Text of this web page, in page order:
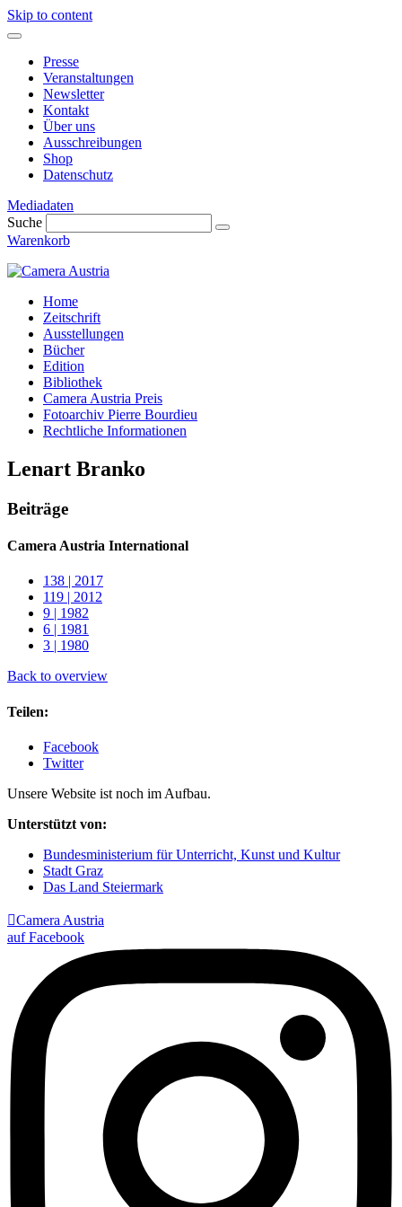
Skip to content
Presse
Veranstaltungen
Newsletter
Kontakt
Über uns
Ausschreibungen
Shop
Datenschutz
Mediadaten
Suche
Warenkorb
Home
Zeitschrift
Ausstellungen
Bücher
Edition
Bibliothek
Camera Austria Preis
Fotoarchiv Pierre Bourdieu
Rechtliche Informationen
Lenart Branko
Beiträge
Camera Austria International
138 | 2017
119 | 2012
9 | 1982
6 | 1981
3 | 1980
Back to overview
Teilen:
Facebook
Twitter
Unsere Website ist noch im Aufbau.
Unterstützt von:
Bundesministerium für Unterricht, Kunst und Kultur
Stadt Graz
Das Land Steiermark
Camera Austria
auf Facebook